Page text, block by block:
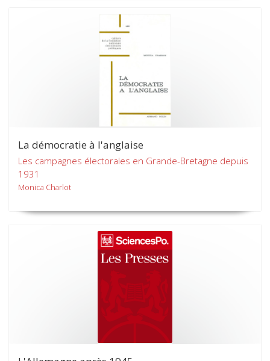
La démocratie à l'anglaise
Les campagnes électorales en Grande-Bretagne depuis
1931
Monica Charlot